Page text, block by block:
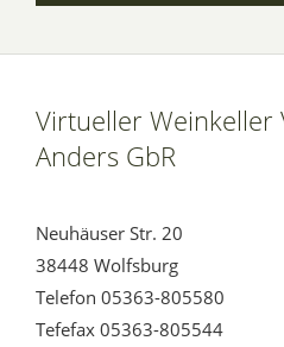
Virtueller Weinkeller
Anders GbR
Neuhäuser Str. 20
38448 Wolfsburg
Telefon 05363-805580
Tefefax 05363-805544